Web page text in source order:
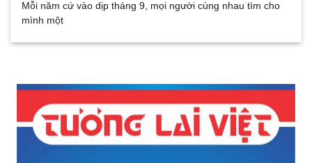
Mỗi năm cứ vào dịp tháng 9, mọi người cùng nhau tìm cho
mình một